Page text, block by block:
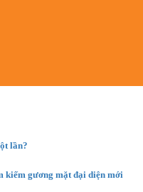
lần?
kiếm gương mặt đại diện mới